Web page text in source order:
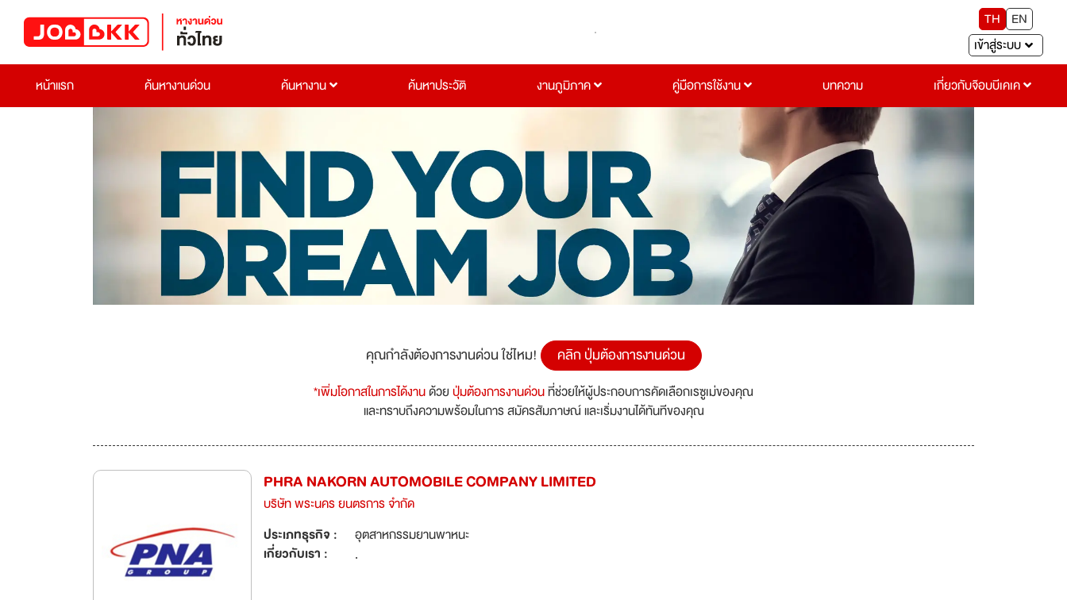
TH
EN
เข้าสู่ระบบ
หน้าแรก
ค้นหางานด่วน ค้นหางาน ค้นหาประวัติ งานภูมิภาค คู่มือการใช้งาน บทความ เกี่ยวกับจ๊อบบีเคเค
คุณกำลังต้องการงานด่วน ใช่ไหม! คลิก ปุ่มต้องการงานด่วน
*เพิ่มโอกาสในการได้งานด้วยปุ่มต้องการงานด่วนที่ช่วยให้ผู้ประกอบการคัดเลือกเรซูเม่ของคุณ
และทราบถึงความพร้อมในการ สมัครสัมภาษณ์ และเริ่มงานได้ทันทีของคุณ
PHRA NAKORN AUTOMOBILE COMPANY LIMITED
บริษัท พระนคร ยนตรการ จำกัด
ประเภทธุรกิจ :
อุตสาหกรรมยานพาหนะ
เกี่ยวกับเรา :
.